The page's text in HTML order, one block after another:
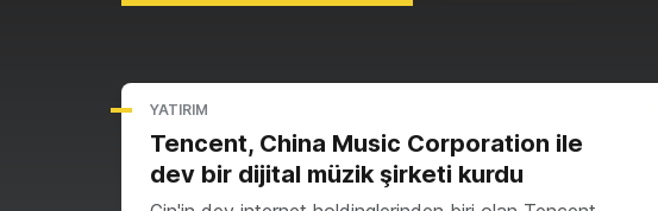
YATIRIM
Tencent, China Music Corporation ile
dev bir dijital müzik şirketi kurdu